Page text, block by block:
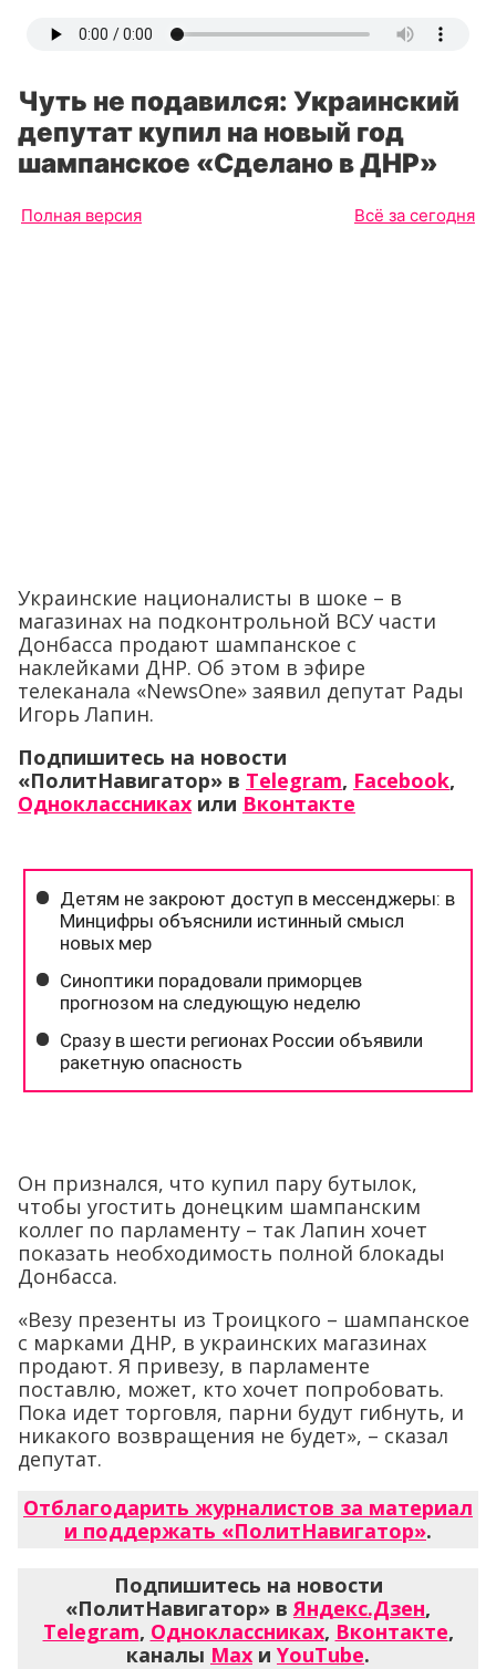
Чуть не подавился: Украинский
депутат купил на новый год
шампанское «Сделано в ДНР»
Полная версия Всё за сегодня
Украинские националисты в шоке – в
магазинах на подконтрольной ВСУ части
Донбасса продают шампанское с
наклейками ДНР. Об этом в эфире
телеканала «NewsOne» заявил депутат Рады
Игорь Лапин.
Подпишитесь на новости
«ПолитНавигатор» в Telegram, Facebook,
Одноклассниках или Вконтакте
Он признался, что купил пару бутылок,
чтобы угостить донецким шампанским
коллег по парламенту – так Лапин хочет
показать необходимость полной блокады
Донбасса.
«Везу презенты из Троицкого – шампанское
с марками ДНР, в украинских магазинах
продают. Я привезу, в парламенте
поставлю, может, кто хочет попробовать.
Пока идет торговля, парни будут гибнуть, и
никакого возвращения не будет», – сказал
депутат.
Отблагодарить журналистов за материал
и поддержать «ПолитНавигатор».
Подпишитесь на новости
«ПолитНавигатор» вЯндекс.Дзен,
Telegram, Одноклассниках, Вконтакте,
каналы Max и YouTube.